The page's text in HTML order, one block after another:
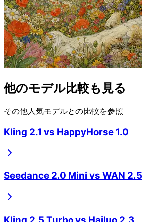
他のモデル比較も見る
その他人気モデルとの比較を参照
Kling 2.1 vs HappyHorse 1.0
Seedance 2.0 Mini vs WAN 2.5
Kling 2.5 Turbovs Hailuo 2.3